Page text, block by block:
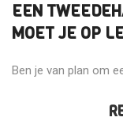
EEN
MOET JE OP
Ben je van plan om